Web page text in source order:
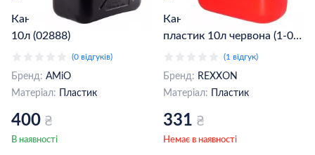
Каністра пластикова AMiO
10л (02888)
(0 відгуків)
Бренд: AMiO
Матеріал:
Пластик
400 ₴
В наявності
Каністра для палива
пластик 10л червона (1-01-
(1 відгук)
Бренд: REXXON
Матеріал:
Пластик
331 ₴
Немає в наявності